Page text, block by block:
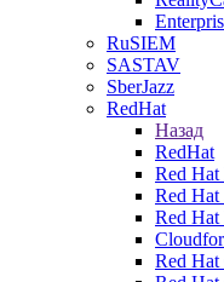
RuSIEM
SASTAV
SberJazz
RedHat
Назад
RedHat
Red Hat
Red Hat
Red Hat
Red Hat